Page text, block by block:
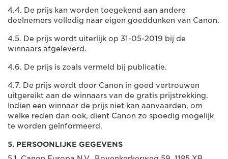
4.4. De prijs kan worden toegekend aan andere
deelnemers volledig naar eigen goeddunken van Canon.
4.5. De prijs wordt uiterlijk op 31-05-2019 bij de
winnaars afgeleverd.
4.6. De prijs is zoals vermeld bij publicatie.
4.7. De prijs wordt door Canon in goed vertrouwen
uitgereikt aan de winnaars van de gratis prijstrekking.
Indien een winnaar de prijs niet kan aanvaarden, om
welke reden dan ook, dient Canon zo spoedig mogelijk
te worden geïnformeerd.
5. PERSOONLIJKE GEGEVENS